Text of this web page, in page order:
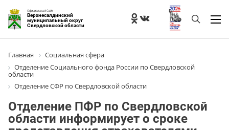
Официальный Сайт
Верхнесалдинский
муниципальный округ
Свердловской области
Главная
Социальная сфера
Отделение Социального фонда России по Свердловской
области
Отделение СФР по Свердловской области
Отделение ПФР по Свердловской
области информирует о сроке